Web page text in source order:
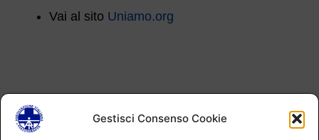
Gestisci Consenso Cookie
Vai al sito Uniamo.org